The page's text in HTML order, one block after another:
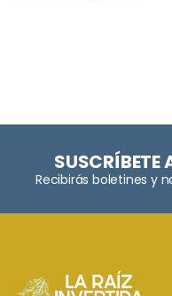
SUSCRÍBETE
Recibirás boletines y